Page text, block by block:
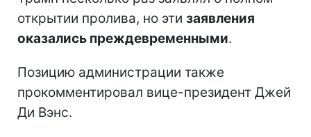
открытии пролива, но эти заявления
оказались преждевременными.
Позицию администрации также
прокомментировал вице-президент Джей
Ди Вэнс.